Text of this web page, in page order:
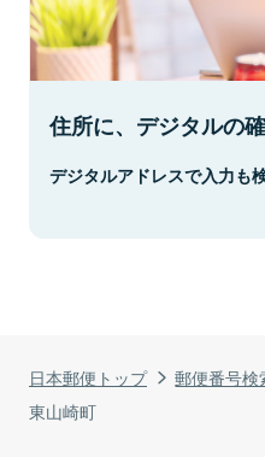
日本郵便トップ 郵便番号検
東山崎町
住所に、デジタルの確
デジタルアドレスで入力も